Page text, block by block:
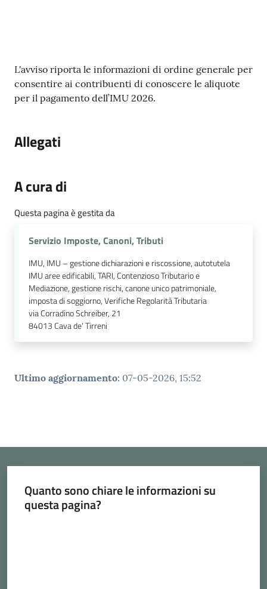
argomenti...
su
Contenuto
L'avviso riporta le informazioni di ordine generale per
consentire ai contribuenti di conoscere le aliquote
per il pagamento dell’IMU 2026.
Allegati
A cura di
Questa pagina è gestita da
Servizio Imposte, Canoni, Tributi
IMU, IMU – gestione dichiarazioni e riscossione, autotutela
IMU aree edificabili, TARI, Contenzioso Tributario e
Mediazione, gestione rischi, canone unico patrimoniale,
imposta di soggiorno, Verifiche Regolarità Tributaria
via Corradino Schreiber, 21
84013Cava de' Tirreni
Ultimo aggiornamento: 07-05-2026, 15:52
Quanto sono chiare le informazioni su
questa pagina?